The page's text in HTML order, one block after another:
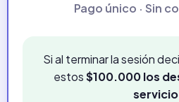
Pago único · Sin
Si al terminar la sesión
estos$100.000 los